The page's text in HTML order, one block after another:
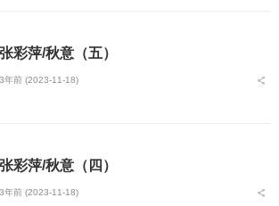
张彩萍/秋意（五）
3年前 (2023-11-18)
张彩萍/秋意（四）
3年前 (2023-11-18)